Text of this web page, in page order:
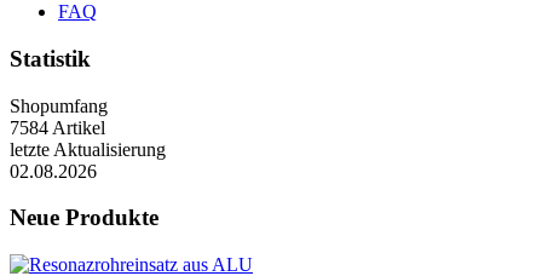
FAQ
Statistik
Shopumfang
7584 Artikel
letzte Aktualisierung
02.08.2026
Neue Produkte